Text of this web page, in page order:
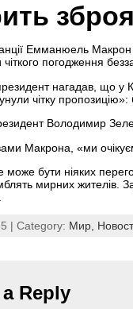
зброя
Емманюель Макрон
погодження
нагадав, що у
чітку
Володимир
Макрона, «ми очікуємо
може бути ніяких
мирних жителів.
| Category: Мир,
Reply